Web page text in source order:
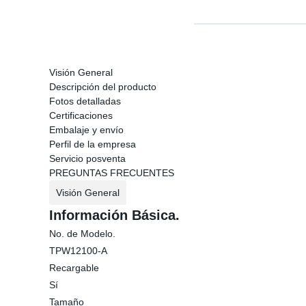
Visión General
Descripción del producto
Fotos detalladas
Certificaciones
Embalaje y envío
Perfil de la empresa
Servicio posventa
PREGUNTAS FRECUENTES
Visión General
Información Básica.
No. de Modelo.
TPW12100-A
Recargable
Sí
Tamaño